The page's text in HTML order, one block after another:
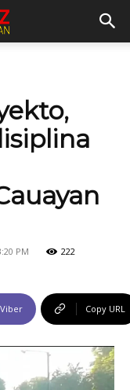
PM 222
Viber Copy URL